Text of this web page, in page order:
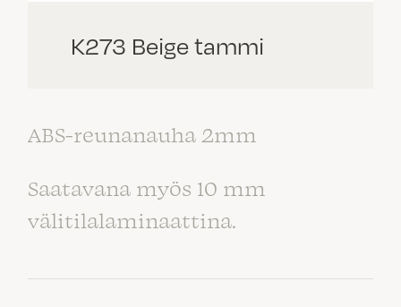
K273 Beige tammi
ABS-reunanauha 2mm
Saatavana myös 10 mm
välitilalaminaattina.